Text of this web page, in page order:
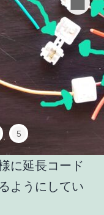
5
に延長コード
ようにしてい